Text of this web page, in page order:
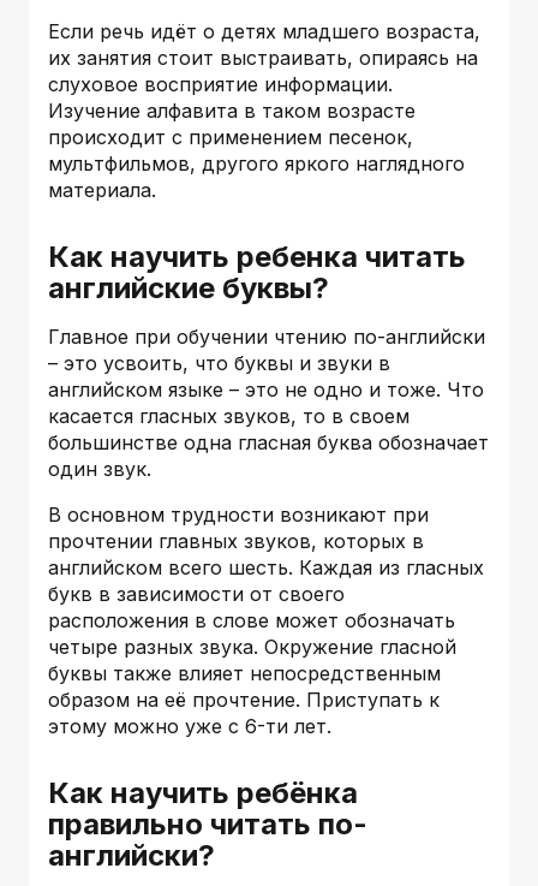
Если речь идёт о детях младшего возраста,
их занятия стоит выстраивать, опираясь на
слуховое восприятие информации.
Изучение алфавита в таком возрасте
происходит с применением песенок,
мультфильмов, другого яркого наглядного
материала.
Как научить ребенка читать
английские буквы?
Главное при обучении чтению по-английски
– это усвоить, что буквы и звуки в
английском языке – это не одно и тоже. Что
касается гласных звуков, то в своем
большинстве одна гласная буква обозначает
один звук.
В основном трудности возникают при
прочтении главных звуков, которых в
английском всего шесть. Каждая из гласных
букв в зависимости от своего
расположения в слове может обозначать
четыре разных звука. Окружение гласной
буквы также влияет непосредственным
образом на её прочтение. Приступать к
этому можно уже с 6-ти лет.
Как научить ребёнка
правильно читать по-
английски?